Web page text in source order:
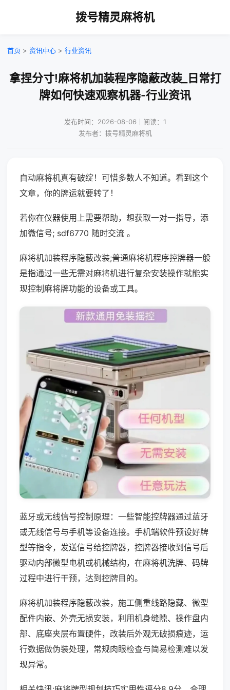
拨号精灵麻将机
首页 > 资讯中心 > 行业资讯
拿捏分寸!麻将机加装程序隐蔽改装_日常打
牌如何快速观察机器-行业资讯
发布时间：2026-08-06｜阅读：1
发布者：拨号精灵麻将机
自动麻将机真有破绽！可惜多数人不知道。看到这个
文章，你的牌运就要转了！
若你在仪器使用上需要帮助，想获取一对一指导，添
加微信号; sdf6770 随时交流 。
麻将机加装程序隐蔽改装;普通麻将机程序控牌器一般
是指通过一些无需对麻将机进行复杂安装操作就能实
现控制麻将牌功能的设备或工具。
蓝牙或无线信号控制原理：一些智能控牌器通过蓝牙
或无线信号与手机等设备连接。手机端软件预设好牌
型等指令，发送信号给控牌器，控牌器接收到信号后
驱动内部微型电机或机械结构，在麻将机洗牌、码牌
过程中进行干预，达到控牌目的。
麻将机加装程序隐蔽改装，施工侧重线路隐藏、微型
配件内嵌、外壳无损安装，利用机身缝隙、操作盘内
部、底座夹层布置硬件，改装后外观无破损痕迹，运
行数据做伪装处理，常规肉眼检查与简易检测难以发
现异常。